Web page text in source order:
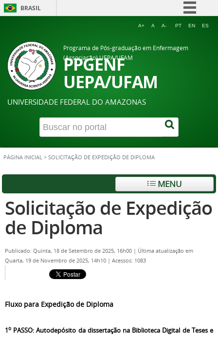
BRASIL
Simplifique!
Legislação
Canais
A+ A A- PT EN ES
Programa de Pós-graduação em Enfermagem
(Associação) UEPA/UFAM
PPGENF
UEPA/UFAM
UNIVERSIDADE FEDERAL DO AMAZONAS
PÁGINA INICIAL > SOLICITAÇÃO DE EXPEDIÇÃO DE DIPLOMA
MENU
Solicitação de Expedição
de Diploma
Publicado: Quinta, 18 de Setembro de 2025, 16h00 | Última atualização em
Quarta, 19 de Novembro de 2025, 14h10 | Acessos: 1083
Fluxo para Expedição de Diploma
1o PASSO: Autodepósito da dissertação na Biblioteca Digital de Teses e